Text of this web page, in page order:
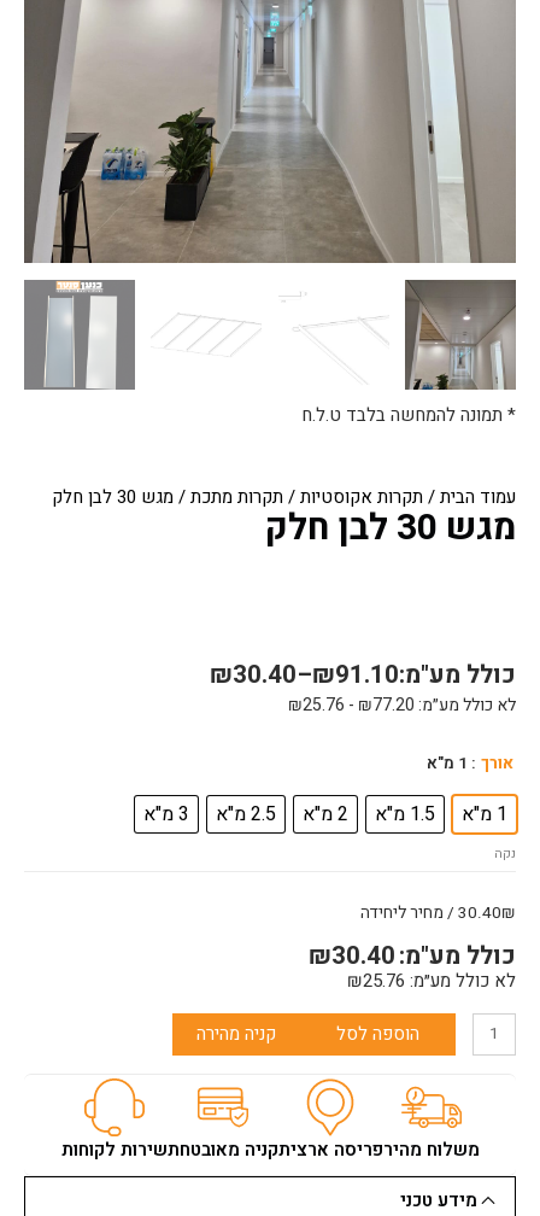
עמוד הבית/ תקרות אקוסטיות/ תקרות מתכת/ מגש 30 לבן חלק
מגש 30 לבן חלק
₪30.40–₪91.10כולל מע"מ:
לא כולל מע״מ: ₪77.20
-
₪25.76
אורך : 1 מ"א
1 מ"א 1.5 מ"א 2 מ"א 2.5 מ"א 3 מ"א
נקה
30.40₪ / מחיר ליחידה
₪30.40כולל מע"מ:
לא כולל מע״מ: ₪25.76
כמות
מגש
30
לבן
הוספה לסל קניה מהירה
משלוח מהירפריסה ארציתקניה מאובטחתשירות לקוחות
מידע טכני
* תמונה להמחשה בלבד ט.ל.ח